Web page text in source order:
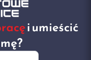
i umieścić